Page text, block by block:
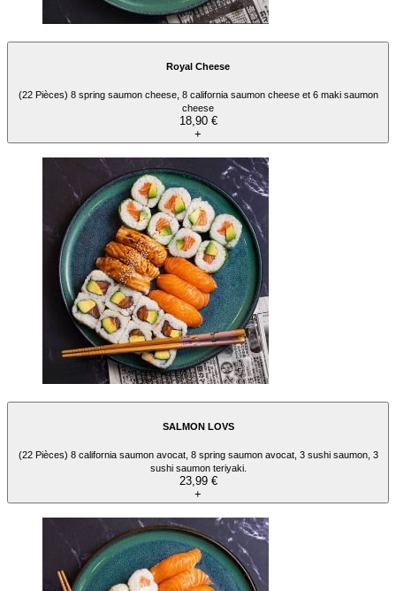
Royal Cheese
(22 Pièces) 8 spring saumon cheese, 8 california saumon cheese et 6 maki saumon
cheese
18,90 €
+
SALMON LOVS
(22 Pièces) 8 california saumon avocat, 8 spring saumon avocat, 3 sushi saumon, 3
sushi saumon teriyaki.
23,99 €
+